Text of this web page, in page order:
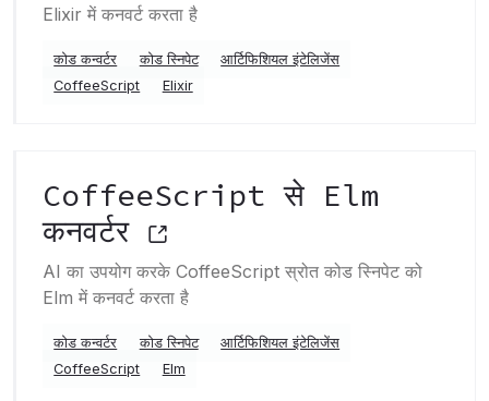
Elixir में कनवर्ट करता है
कोड कन्वर्टर कोड स्निपेट
आर्टिफिशियल इंटेलिजेंस
CoffeeScript
Elixir
CoffeeScript से Elm
कनवर्टर
AI का उपयोग करके CoffeeScript स्रोत कोड स्निपेट को
Elm में कनवर्ट करता है
कोड कन्वर्टर कोड स्निपेट
आर्टिफिशियल इंटेलिजेंस
CoffeeScript
Elm